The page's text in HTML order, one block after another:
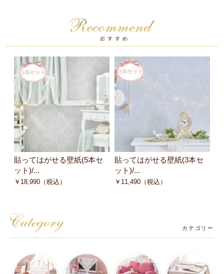
貼ってはがせる壁紙(5本セ
ット)/...
￥ 18,990 （税込）
貼ってはがせる壁紙(3本セ
ット)/...
￥ 11,490 （税込）
カテゴリー